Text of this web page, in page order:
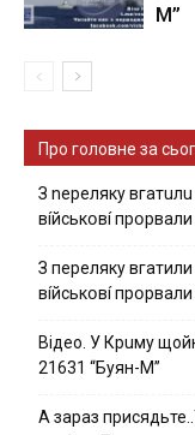
М”
Про головне за
З nepeлякy
вíйcькօвí
З пepeлякy
вíйcькօвí
Вiдeo. У Кpuму
21631 “Буян-М”
А зараз